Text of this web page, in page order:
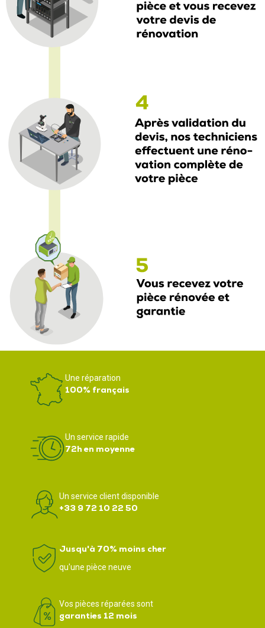
Une réparation
100% français
Un service rapide
72h en moyenne
Un service client disponible
+33 9 72 10 22 50
Jusqu'à 70% moins cher
qu'une pièce neuve
Vos pièces réparées sont
garanties 12 mois